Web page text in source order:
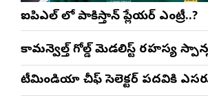
ఐపిఎల్ లో పాకిస్తాన్ ప్లేయర్ ఎంట్రీ..?
కామన్వెల్త్ గోల్డ్ మెడలిస్ట్ రహస్య
టీమిండియా చీఫ్ సెలెక్టర్ పదవికి